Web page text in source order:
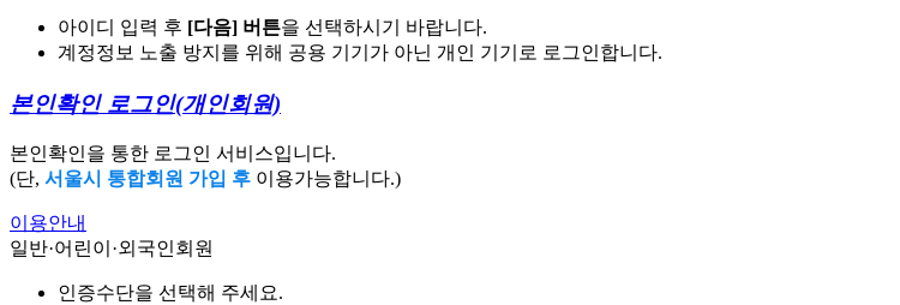
아이디 입력 후 [다음] 버튼을 선택하시기 바랍니다.
계정정보 노출 방지를 위해 공용 기기가 아닌 개인 기기로 로그인합니다.
본인확인 로그인(개인회원)
본인확인을 통한 로그인 서비스입니다.
(단, 서울시 통합회원 가입 후 이용가능합니다.)
이용안내
일반·어린이·외국인회원
인증수단을 선택해 주세요.